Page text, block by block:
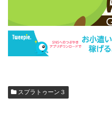
スプラトゥーン３